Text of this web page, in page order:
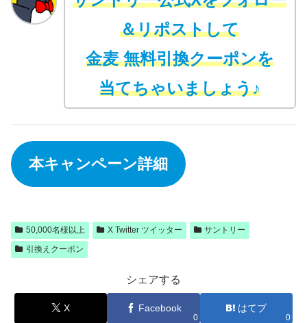
＆リポストして
金麦 無料引換クーポンを
当てちゃいましょう♪
本キャンペーン詳細
50,000名様以上 X Twitter ツイッター
サントリー
引換えクーポン
シェアする
X Facebook
0
はてブ
0